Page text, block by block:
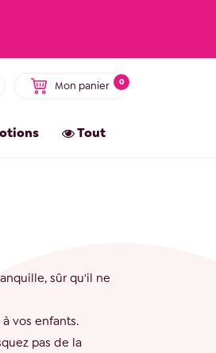
Mon panier 0
Tout
sûr qu'il ne
vos enfants.
pas de la